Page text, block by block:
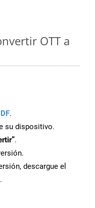
OTT a
.
su dispositivo.
.
descargue el